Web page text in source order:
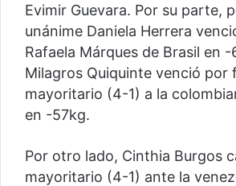
Evimir Guevara. Por su parte,
unánime Daniela Herrera
Rafaela Márques de Brasil en
Milagros Quiquinte venció por
mayoritario (4-1) a la
en -57kg.
Por otro lado, Cinthia Burgos
mayoritario (4-1) ante la